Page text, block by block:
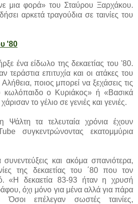
μια φορά» του Σταύρου Ξαρχάκου.
αρκετά τραγούδια σε ταινίες του
'80
ένα είδωλο της δεκαετίας του '80.
τεράστια επιτυχία και οι ατάκες του
ποιος μπορεί να ξεχάσεις τις
κωλόπαιδο ο Κυριάκος» ή «Βασικά
το γέλιο σε γενιές και γενιές.
Ψάλτη τα τελευταία χρόνια έχουν
συγκεντρώνοντας εκατομμύρια
και ακόμα σπανιότερα,
της δεκαετίας του ΄80 που τον
«Η δεκαετία 83-93 ήταν η χρυσή
όχι μόνο για μένα αλλά για πάρα
επέλεγαν σωστές ταινίες,